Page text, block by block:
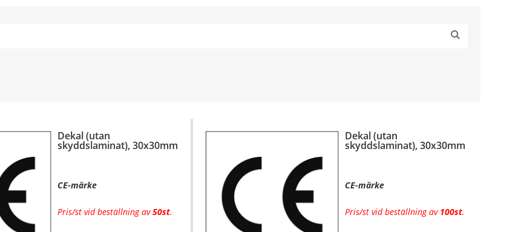
Dekal (utan
skyddslaminat), 30x30mm
CE-märke
Pris/st vid beställning av50st.
Dekal (utan
skyddslaminat), 30x30mm
CE-märke
Pris/st vid beställning av 100st.